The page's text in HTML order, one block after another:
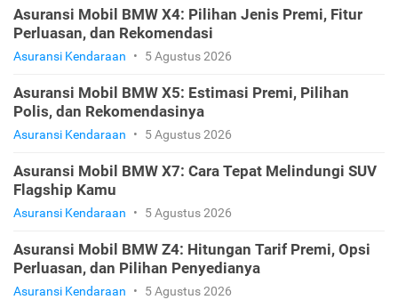
Asuransi Mobil BMW X4: Pilihan Jenis Premi, Fitur
Perluasan, dan Rekomendasi
Asuransi Kendaraan • 5 Agustus 2026
Asuransi Mobil BMW X5: Estimasi Premi, Pilihan
Polis, dan Rekomendasinya
Asuransi Kendaraan • 5 Agustus 2026
Asuransi Mobil BMW X7: Cara Tepat Melindungi SUV
Flagship Kamu
Asuransi Kendaraan • 5 Agustus 2026
Asuransi Mobil BMW Z4: Hitungan Tarif Premi, Opsi
Perluasan, dan Pilihan Penyedianya
Asuransi Kendaraan • 5 Agustus 2026